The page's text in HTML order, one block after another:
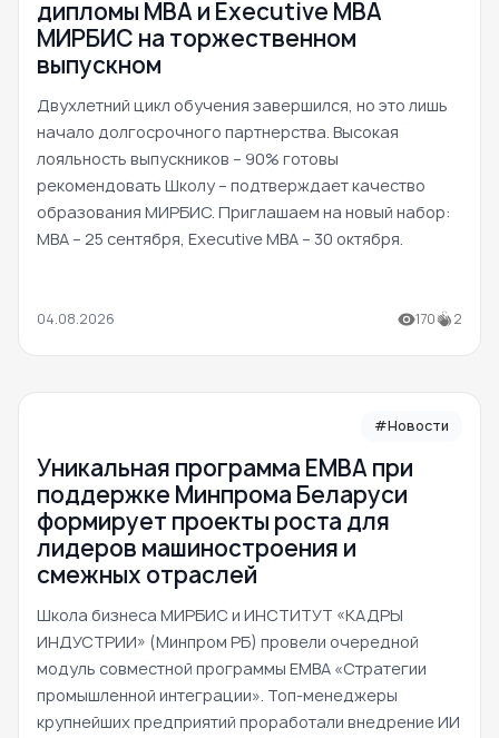
дипломы MBA и Executive MBA
МИРБИС на торжественном
выпускном
Двухлетний цикл обучения завершился, но это лишь
начало долгосрочного партнерства. Высокая
лояльность выпускников – 90% готовы
рекомендовать Школу – подтверждает качество
образования МИРБИС. Приглашаем на новый набор:
MBA – 25 сентября, Executive MBA – 30 октября.
04.08.2026 170 2
#Новости
Уникальная программа ЕМВА при
поддержке Минпрома Беларуси
формирует проекты роста для
лидеров машиностроения и
смежных отраслей
Школа бизнеса МИРБИС и ИНСТИТУТ «КАДРЫ
ИНДУСТРИИ» (Минпром РБ) провели очередной
модуль совместной программы EMBA «Стратегии
промышленной интеграции». Топ-менеджеры
крупнейших предприятий проработали внедрение ИИ